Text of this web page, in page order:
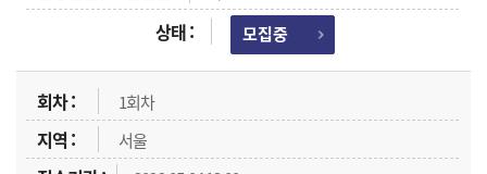
모집중
1회차
서울